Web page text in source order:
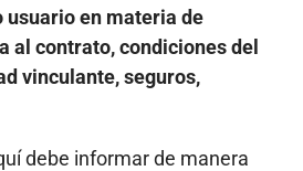
usuario en materia de
al contrato, condiciones del
vinculante, seguros,
debe informar de manera